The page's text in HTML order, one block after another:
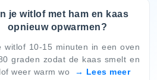
je witlof met ham en kaas
opnieuw opwarmen?
witlof 10-15 minuten in een oven
graden zodat de kaas smelt en
weer warm wo
Lees meer